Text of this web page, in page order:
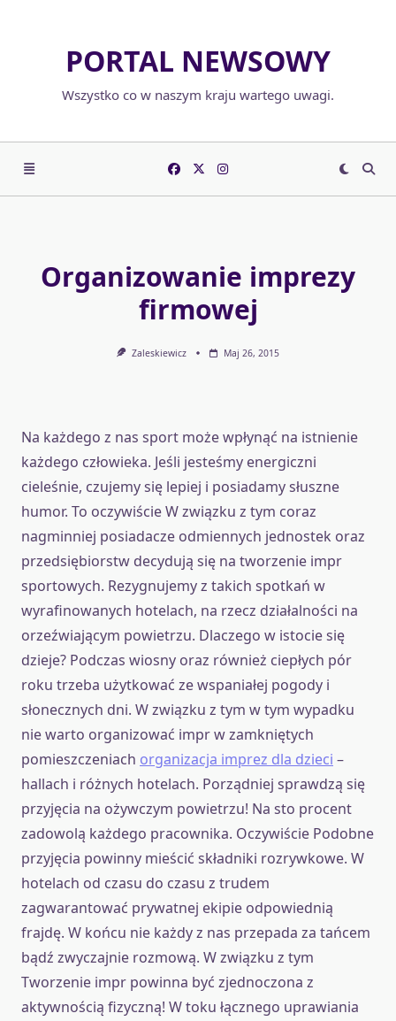
PORTAL NEWSOWY
Wszystko co w naszym kraju wartego uwagi.
Organizowanie imprezy
firmowej
Zaleskiewicz Maj 26, 2015
Na każdego z nas sport może wpłynąć na istnienie
każdego człowieka. Jeśli jesteśmy energiczni
cieleśnie, czujemy się lepiej i posiadamy słuszne
humor. To oczywiście W związku z tym coraz
nagminniej posiadacze odmiennych jednostek oraz
przedsiębiorstw decydują się na tworzenie impr
sportowych. Rezygnujemy z takich spotkań w
wyrafinowanych hotelach, na rzecz działalności na
orzeźwiającym powietrzu. Dlaczego w istocie się
dzieje? Podczas wiosny oraz również ciepłych pór
roku trzeba użytkować ze wspaniałej pogody i
słonecznych dni. W związku z tym w tym wypadku
nie warto organizować impr w zamkniętych
pomieszczeniach organizacja imprez dla dzieci –
hallach i różnych hotelach. Porządniej sprawdzą się
przyjęcia na ożywczym powietrzu! Na sto procent
zadowolą każdego pracownika. Oczywiście Podobne
przyjęcia powinny mieścić składniki rozrywkowe. W
hotelach od czasu do czasu z trudem
zagwarantować prywatnej ekipie odpowiednią
frajdę. W końcu nie każdy z nas przepada za tańcem
bądź zwyczajnie rozmową. W związku z tym
Tworzenie impr powinna być zjednoczona z
aktywnością fizyczną! W toku łącznego uprawiania